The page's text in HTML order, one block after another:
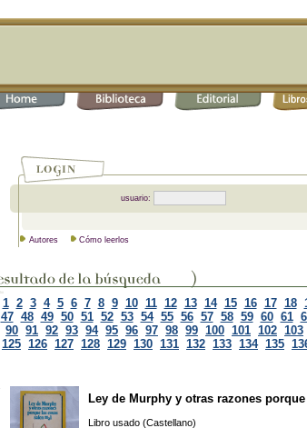
usuario:
Autores Cómo leerlos
1 2 3 4 5 6 7 8 9 10 11 12 13 14 15 16 17 18
47 48 49 50 51 52 53 54 55 56 57 58 59 60 61
90 91 92 93 94 95 96 97 98 99 100 101 102 103
125 126 127 128 129 130 131 132 133 134 135
Ley de Murphy y otras razones
Libro usado (Castellano)